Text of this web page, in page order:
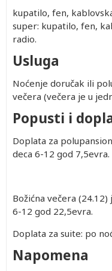
kupatilo, fen,
super: kupatilo, fen,
radio.
Usluga
Noćenje doručak ili
večera (večera je u
Popusti i
Doplata za
deca 6-12 god 7,5evra.
Božićna večera
6-12 god 22,5evra.
Doplata za suite: po
Napomena